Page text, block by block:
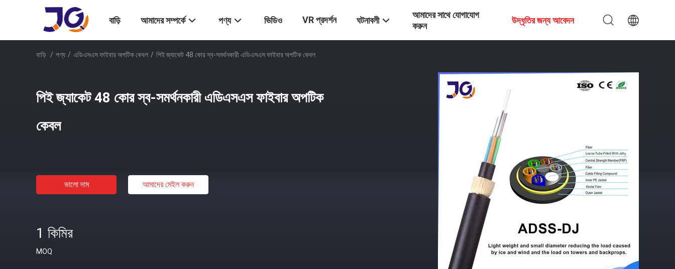
বাড়ি আমাদের সম্পর্কে পণ্য ভিডিও VR প্রদর্শন ঘটনাবলী
আমাদের সাথে যোগাযোগ
করুন
উদ্ধৃতির জন্য আবেদন
বাড়ি / পণ্য / এডিএসএস ফাইবার অপটিক কেবল / পিই জ্যাকেট 48 কোর স্ব-সমর্থনকারী এডিএসএস ফাইবার অপটিক কেবল
পিই জ্যাকেট 48 কোর স্ব-সমর্থনকারী এডিএসএস ফাইবার অপটিক
কেবল
ভালো দাম আমাদের মেইল ​​করুন
1 কিমির
MOQ